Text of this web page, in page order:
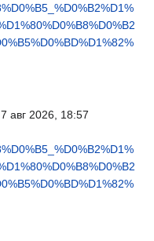
авг 2026, 18:57